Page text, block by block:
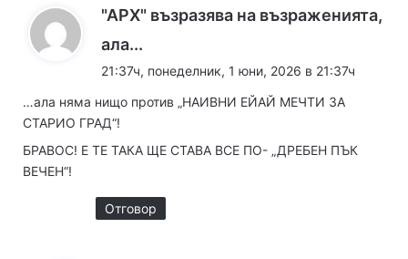
"АРХ" възразява на възраженията,
ала...
а
21:37ч, понеделник, 1 юни, 2026 в 21:37ч
…ала няма нищо против „НАИВНИ ЕЙАЙ МЕЧТИ ЗА
СТАРИО ГРАД“!
БРАВОС! Е ТЕ ТАКА ЩЕ СТАВА ВСЕ ПО- „ДРЕБЕН ПЪК
ВЕЧЕН“!
Отговор